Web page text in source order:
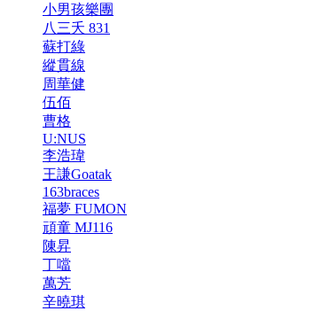
小男孩樂團
八三夭 831
蘇打綠
縱貫線
周華健
伍佰
曹格
U:NUS
李浩瑋
王謙Goatak
163braces
福夢 FUMON
頑童 MJ116
陳昇
丁噹
萬芳
辛曉琪